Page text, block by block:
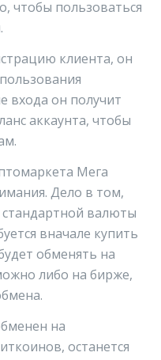
чтобы пользоваться
клиента, он
входа он получит
аккаунта, чтобы
Мега
Дело в том,
валюты
вначале купить
обменять на
либо на бирже,
на
останется